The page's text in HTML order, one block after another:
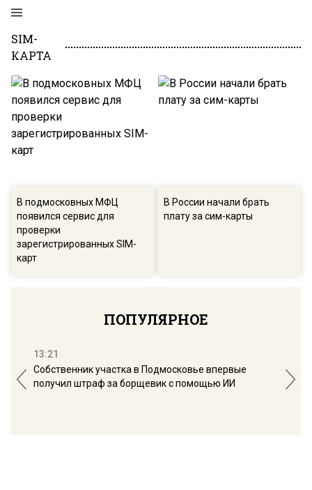
SIM-
КАРТА
В подмосковных МФЦ
появился сервис для
проверки
зарегистрированных SIM-
карт
В России начали брать
плату за сим-карты
ПОПУЛЯРНОЕ
13:21
Собственник участка в Подмосковье впервые
получил штраф за борщевик с помощью ИИ